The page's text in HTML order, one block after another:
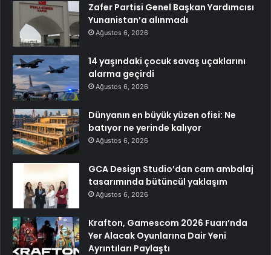
Zafer Partisi Genel Başkan Yardımcısı
Yunanistan’a alınmadı
Ağustos 6, 2026
14 yaşındaki çocuk savaş uçaklarını
alarma geçirdi
Ağustos 6, 2026
Dünyanın en büyük yüzen ofisi: Ne
batıyor ne yerinde kalıyor
Ağustos 6, 2026
GCA Design Studio’dan cam ambalaj
tasarımında bütüncül yaklaşım
Ağustos 6, 2026
Krafton, Gamescom 2026 Fuarı’nda
Yer Alacak Oyunlarına Dair Yeni
Ayrıntıları Paylaştı